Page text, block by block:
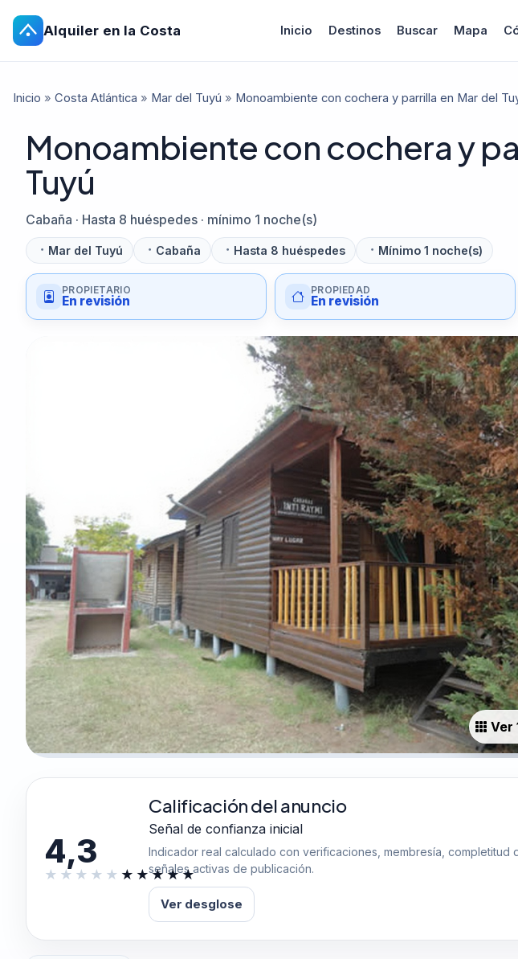
Alquiler en la Costa Inicio Destinos Buscar Mapa
Inicio » Costa Atlántica » Mar del Tuyú » Monoambiente con cochera y parrilla en Mar del
Monoambiente con cochera y
Tuyú
Cabaña · Hasta 8 huéspedes · mínimo 1 noche(s)
Mar del Tuyú Cabaña Hasta 8 huéspedes Mínimo 1 noche(s)
PROPIETARIO
En revisión
PROPIEDAD
En revisión
Ver
4,3
Calificación del anuncio
Señal de confianza inicial
Indicador real calculado con verificaciones, membresía, completitud
señales activas de publicación.
Ver desglose